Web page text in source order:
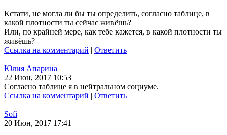
Кстати, не могла ли бы ты определить, согласно таблице, в
какой плотности ты сейчас живёшь?
Или, по крайней мере, как тебе кажется, в какой плотности ты
живёшь?
Ссылка на комментарий | Ответить
Юлия Апарина
22 Июн, 2017 10:53
Согласно таблице я в нейтральном социуме.
Ссылка на комментарий | Ответить
Sofi
20 Июн, 2017 17:41